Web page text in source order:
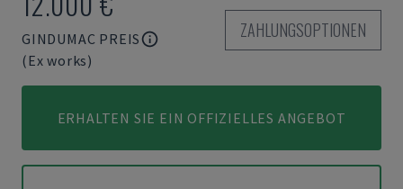
GINDUMAC PREIS
(Ex works)
ZAHLUNGSOPTIONEN
ERHALTEN SIE EIN OFFIZIELLES ANGEBOT